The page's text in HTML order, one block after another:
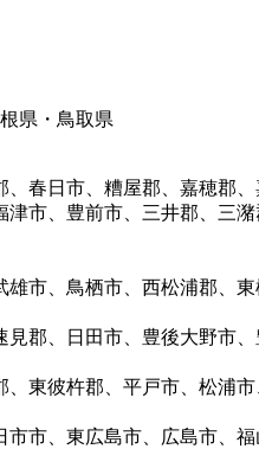
県・鳥取県
春日市、糟屋郡、嘉穂郡
市、豊前市、三井郡、三
市、鳥栖市、西松浦郡、
郡、日田市、豊後大野市
東彼杵郡、平戸市、松浦
市、東広島市、広島市、